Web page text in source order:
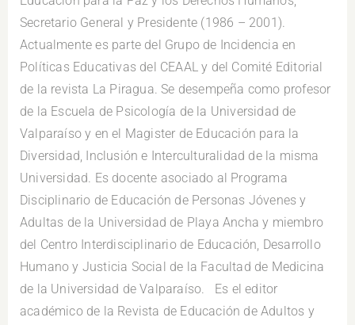
Secretario General y Presidente (1986 – 2001).
Actualmente es parte del Grupo de Incidencia en
Políticas Educativas del CEAAL y del Comité Editorial
de la revista La Piragua. Se desempeña como profesor
de la Escuela de Psicología de la Universidad de
Valparaíso y en el Magister de Educación para la
Diversidad, Inclusión e Interculturalidad de la misma
Universidad. Es docente asociado al Programa
Disciplinario de Educación de Personas Jóvenes y
Adultas de la Universidad de Playa Ancha y miembro
del Centro Interdisciplinario de Educación, Desarrollo
Humano y Justicia Social de la Facultad de Medicina
de la Universidad de Valparaíso. Es el editor
académico de la Revista de Educación de Adultos y